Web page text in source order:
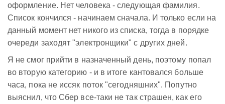
оформление. Нет человека - следующая фамилия.
Список кончился - начинаем сначала. И только если на
данный момент нет никого из списка, тогда в порядке
очереди заходят "электронщики" с других дней.
Я не смог прийти в назначенный день, поэтому попал
во вторую категорию - и в итоге кантовался больше
часа, пока не иссяк поток "сегодняшних". Попутно
выяснил, что Сбер все-таки не так страшен, как его